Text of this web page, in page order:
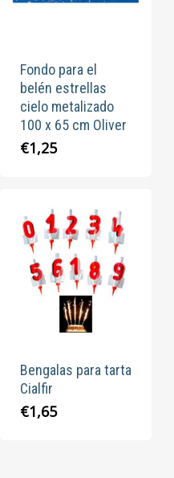
Fondo para el
belén estrellas
cielo metalizado
100 x 65 cm Oliver
€1,25
Bengalas para tarta
Cialfir
€1,65